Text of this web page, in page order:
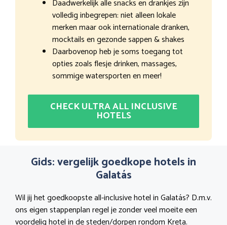
Daadwerkelijk alle snacks en drankjes zijn
volledig inbegrepen: niet alleen lokale
merken maar ook internationale dranken,
mocktails en gezonde sappen & shakes
Daarbovenop heb je soms toegang tot
opties zoals flesje drinken, massages,
sommige watersporten en meer!
CHECK ULTRA ALL INCLUSIVE
HOTELS
Gids: vergelijk goedkope hotels in
Galatás
Wil jij het goedkoopste all-inclusive hotel in Galatás? D.m.v.
ons eigen stappenplan regel je zonder veel moeite een